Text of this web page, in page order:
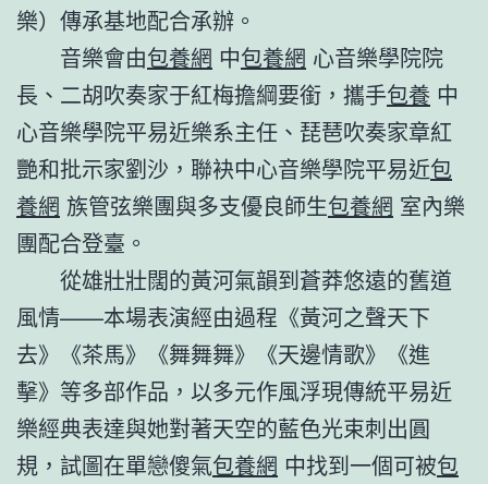
樂）傳承基地配合承辦。
音樂會由包養網 中包養網 心音樂學院院
長、二胡吹奏家于紅梅擔綱要銜，攜手包養 中
心音樂學院平易近樂系主任、琵琶吹奏家章紅
艷和批示家劉沙，聯袂中心音樂學院平易近包
養網 族管弦樂團與多支優良師生包養網 室內樂
團配合登臺。
從雄壯壯闊的黃河氣韻到蒼莽悠遠的舊道
風情——本場表演經由過程《黃河之聲天下
去》《茶馬》《舞舞舞》《天邊情歌》《進
擊》等多部作品，以多元作風浮現傳統平易近
樂經典表達與她對著天空的藍色光束刺出圓
規，試圖在單戀傻氣包養網 中找到一個可被包